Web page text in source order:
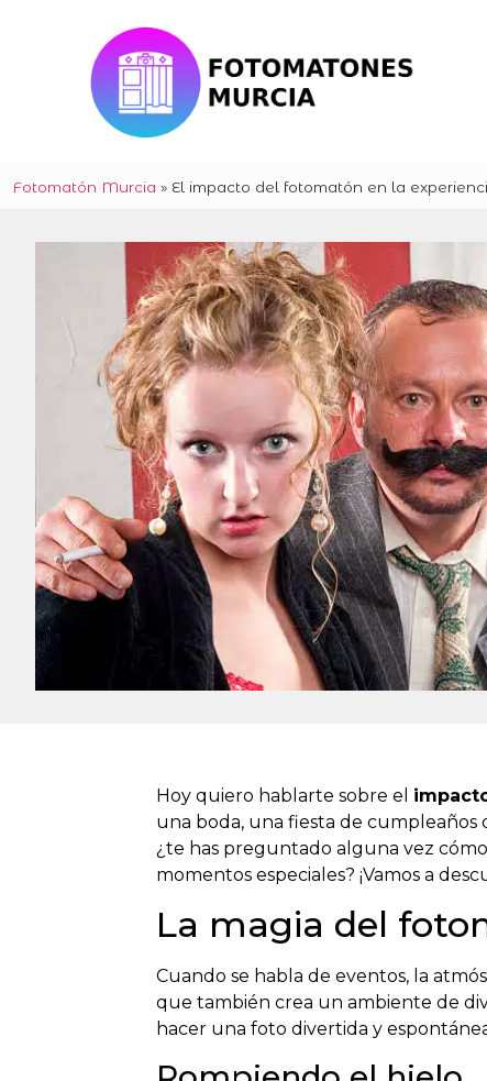
Fotomatón Murcia » El impacto del fotomatón en la
Hoy quiero hablarte sobre el
una boda, una fiesta de cumpleaños
¿te has preguntado alguna vez
momentos especiales? ¡Vamos a
La magia del
Cuando se habla de eventos, la
que también crea un ambiente de
hacer una foto divertida y